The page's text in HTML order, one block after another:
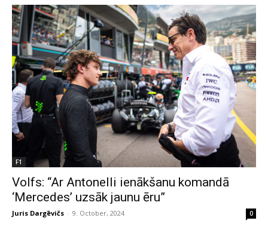
F1
Volfs: “Ar Antonelli ienākšanu komandā
‘Mercedes’ uzsāk jaunu ēru”
Juris Dargēvičs - 9. October, 2024 0